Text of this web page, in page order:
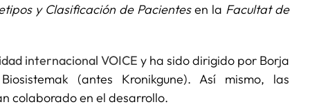
y Clasificación de Pacientesen la Facultat de
internacional VOICE y ha sido dirigido por Borja
(antes Kronikgune). Así mismo, las
colaborado en el desarrollo.